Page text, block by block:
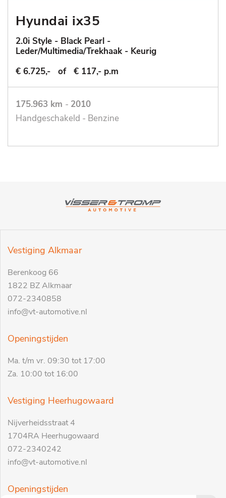
Hyundai ix35
2.0i Style - Black Pearl -
Leder/Multimedia/Trekhaak - Keurig
€ 6.725,-
of € 117,- p.m
175.963 km - 2010
Handgeschakeld - Benzine
Vestiging Alkmaar
Berenkoog 66
1822 BZ Alkmaar
072-2340858
info@vt-automotive.nl
Openingstijden
Ma. t/m vr. 09:30 tot 17:00
Za. 10:00 tot 16:00
Vestiging Heerhugowaard
Nijverheidsstraat 4
1704RA Heerhugowaard
072-2340242
info@vt-automotive.nl
Openingstijden